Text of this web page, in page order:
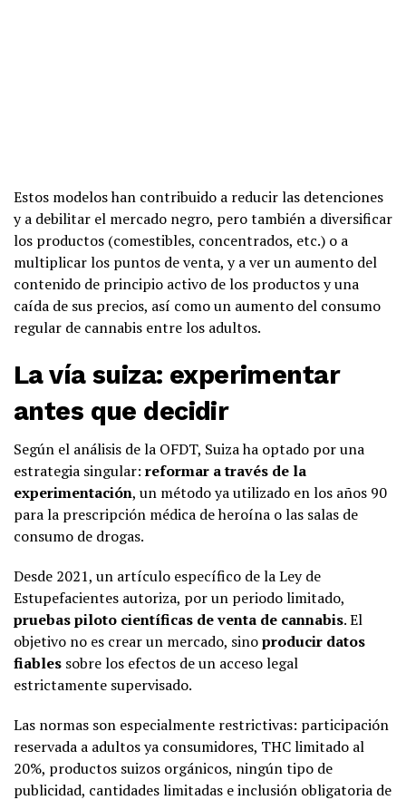
Estos modelos han contribuido a reducir las detenciones
y a debilitar el mercado negro, pero también a diversificar
los productos (comestibles, concentrados, etc.) o a
multiplicar los puntos de venta, y a ver un aumento del
contenido de principio activo de los productos y una
caída de sus precios, así como un aumento del consumo
regular de cannabis entre los adultos.
La vía suiza: experimentar
antes que decidir
Según el análisis de la OFDT, Suiza ha optado por una
estrategia singular: reformar a través de la
experimentación, un método ya utilizado en los años 90
para la prescripción médica de heroína o las salas de
consumo de drogas.
Desde 2021, un artículo específico de la Ley de
Estupefacientes autoriza, por un periodo limitado,
pruebas piloto científicas de venta de cannabis. El
objetivo no es crear un mercado, sinoproducir datos
fiables sobre los efectos de un acceso legal
estrictamente supervisado.
Las normas son especialmente restrictivas: participación
reservada a adultos ya consumidores, THC limitado al
20%, productos suizos orgánicos, ningún tipo de
publicidad, cantidades limitadas e inclusión obligatoria de